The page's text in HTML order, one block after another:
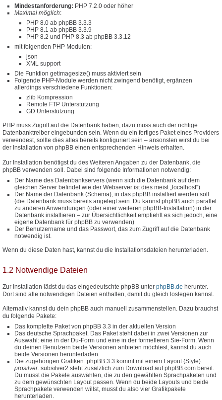
Mindestanforderung: PHP 7.2.0 oder höher
Maximal möglich:
PHP 8.0 ab phpBB 3.3.3
PHP 8.1 ab phpBB 3.3.9
PHP 8.2 und PHP 8.3 ab phpBB 3.3.12
mit folgenden PHP Modulen:
json
XML support
Die Funktion getimagesize() muss aktiviert sein
Folgende PHP-Module werden nicht zwingend benötigt, ergänzen
allerdings verschiedene Funktionen:
zlib Kompression
Remote FTP Unterstützung
GD Unterstützung
PHP muss Zugriff auf die Datenbank haben, dazu muss auch der richtige
Datenbanktreiber eingebunden sein. Wenn du ein fertiges Paket eines Providers
verwendest, sollte dies alles bereits konfiguriert sein – ansonsten wirst du bei
der Installation von phpBB einen entsprechenden Hinweis erhalten.
Zur Installation benötigst du des Weiteren Angaben zu der Datenbank, die
phpBB verwenden soll. Dabei sind folgende Informationen notwendig:
Der Name des Datenbankservers (wenn sich die Datenbank auf dem
gleichen Server befindet wie der Webserver ist dies meist „localhost“)
Der Name der Datenbank (Schema), in das phpBB installiert werden soll
(die Datenbank muss bereits angelegt sein. Du kannst phpBB auch parallel
zu anderen Anwendungen (oder einer weiteren phpBB-Installation) in der
Datenbank installieren – zur Übersichtlichkeit empfiehlt es sich jedoch, eine
eigene Datenbank für phpBB zu verwenden)
Der Benutzername und das Passwort, das zum Zugriff auf die Datenbank
notwendig ist.
Wenn du diese Daten hast, kannst du die Installationsdateien herunterladen.
1.2 Notwendige Dateien
Zur Installation lädst du das eingedeutschte phpBB unter phpBB.de herunter.
Dort sind alle notwendigen Dateien enthalten, damit du gleich loslegen kannst.
Alternativ kannst du dein phpBB auch manuell zusammenstellen. Dazu brauchst
du folgende Pakete:
Das komplette Paket von phpBB 3.3 in der aktuellen Version
Das deutsche Sprachpaket. Das Paket steht dabei in zwei Versionen zur
Auswahl: eine in der Du-Form und eine in der formelleren Sie-Form. Wenn
du deinen Benutzern beide Versionen anbieten möchtest, kannst du auch
beide Versionen herunterladen.
Die zugehörigen Grafiken. phpBB 3.3 kommt mit einem Layout (Style):
prosilver. subsilver2 steht zusätzlich zum Download auf phpBB.com bereit.
Du musst die Pakete auswählen, die zu den gewählten Sprachpaketen und
zu dem gewünschten Layout passen. Wenn du beide Layouts und beide
Sprachpakete verwenden willst, musst du also vier Grafikpakete
herunterladen.